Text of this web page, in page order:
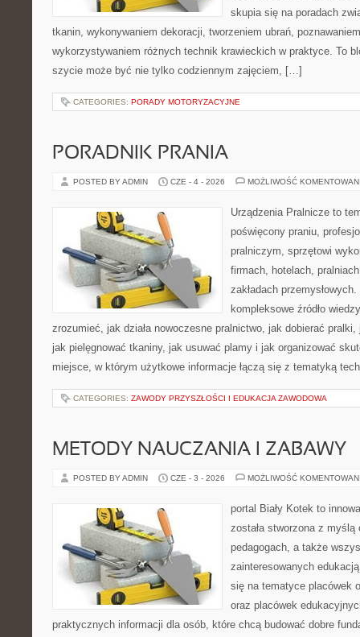
skupia się na poradach
tkanin, wykonywaniem dekoracji, tworzeniem ubrań,
wykorzystywaniem różnych technik krawieckich w praktyce. To
szycie może być nie tylko codziennym zajęciem, […]
CATEGORIES: PORADY MOTORYZACYJNE
PORADNIK PRANIA
POSTED BY ADMIN CZE - 4 - 2026 MOŻLIWOŚĆ
Urządzenia Pralnicze to
poświęcony praniu,
pralniczym, sprzętowi
firmach, hotelach,
zakładach
kompleksowe źródło
zrozumieć, jak działa nowoczesne pralnictwo, jak dobierać
jak pielęgnować tkaniny, jak usuwać plamy i jak organizować
miejsce, w którym użytkowe informacje łączą się z tematyką
CATEGORIES: ZAWODY PRZYSZŁOŚCI I EDUKACJA ZAWODOWA
METODY NAUCZANIA I ZABAWY
POSTED BY ADMIN CZE - 3 - 2026 MOŻLIWOŚĆ
portal Biały Kotek to
została stworzona z
pedagogach, a także
zainteresowanych
się na tematyce placówek
oraz placówek
praktycznych informacji dla osób, które chcą budować dobre